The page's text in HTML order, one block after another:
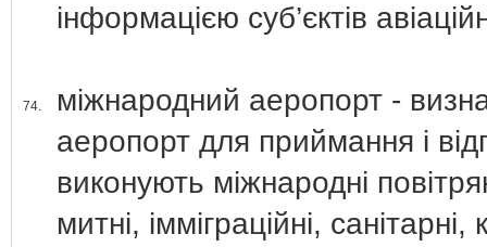
інформацією суб’єктів
74.
міжнародний аеропорт -
аеропорт для приймання і
виконують міжнародні
митні, імміграційні,